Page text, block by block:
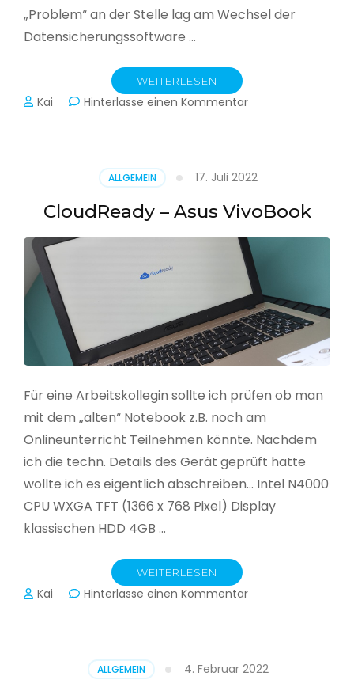
„Problem“ an der Stelle lag am Wechsel der
Datensicherungssoftware …
WEITERLESEN
Kai Hinterlasse einen Kommentarzu
Jahressicherung
ALLGEMEIN 17. Juli 2022
CloudReady – Asus VivoBook
Für eine Arbeitskollegin sollte ich prüfen ob man
mit dem „alten“ Notebook z.B. noch am
Onlineunterricht Teilnehmen könnte. Nachdem
ich die techn. Details des Gerät geprüft hatte
wollte ich es eigentlich abschreiben… Intel N4000
CPU WXGA TFT (1366 x 768 Pixel) Display
klassischen HDD 4GB …
WEITERLESEN
Kai Hinterlasse einen Kommentarzu
ALLGEMEIN 4. Februar 2022